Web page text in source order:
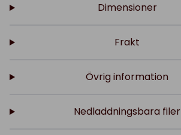
Dimensioner
Frakt
Övrig information
Nedladdningsbara filer